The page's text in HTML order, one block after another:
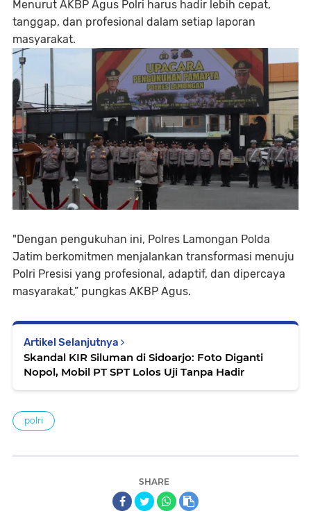
Menurut AKBP Agus Polri harus hadir lebih cepat,
tanggap, dan profesional dalam setiap laporan
masyarakat.
"Dengan pengukuhan ini, Polres Lamongan Polda
Jatim berkomitmen menjalankan transformasi menuju
Polri Presisi yang profesional, adaptif, dan dipercaya
masyarakat,” pungkas AKBP Agus.
Artikel Selanjutnya
Skandal KIR Siluman di Sidoarjo: Foto Diganti
Nopol, Mobil PT SPT Lolos Uji Tanpa Hadir
polri
SHARE